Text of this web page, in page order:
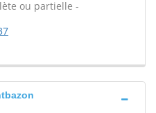
ou partielle -